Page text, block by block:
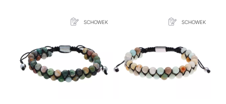
SCHOWEK SCHOWEK